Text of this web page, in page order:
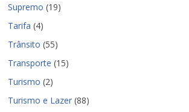
Supremo (19)
Tarifa (4)
Trânsito (55)
Transporte (15)
Turismo (2)
Turismo e Lazer (88)